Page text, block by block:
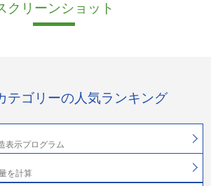
クリーンショット
テゴリーの人気ランキング
表示プログラム
を計算